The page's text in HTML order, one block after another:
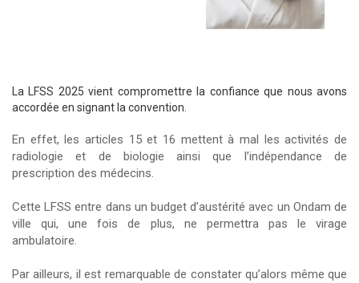
La LFSS 2025 vient compromettre la confiance que nous avons
accordée en signant la convention.
En effet, les articles 15 et 16 mettent à mal les activités de
radiologie et de biologie ainsi que l’indépendance de
prescription des médecins.
Cette LFSS entre dans un budget d’austérité avec un Ondam de
ville qui, une fois de plus, ne permettra pas le virage
ambulatoire.
Par ailleurs, il est remarquable de constater qu’alors même que